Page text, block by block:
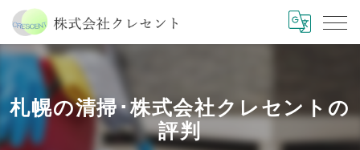
札幌の清掃･株式会社クレセントの
評判